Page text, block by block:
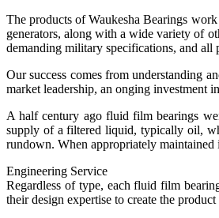
The products of Waukesha Bearings
generators, along with a wide variety of
demanding military specifications, and all
Our success comes from understanding
market leadership, an onging investment
A half century ago fluid film bearings
supply of a filtered liquid, typically oil,
rundown. When appropriately
Engineering Service
Regardless of type, each fluid film
their design expertise to create the